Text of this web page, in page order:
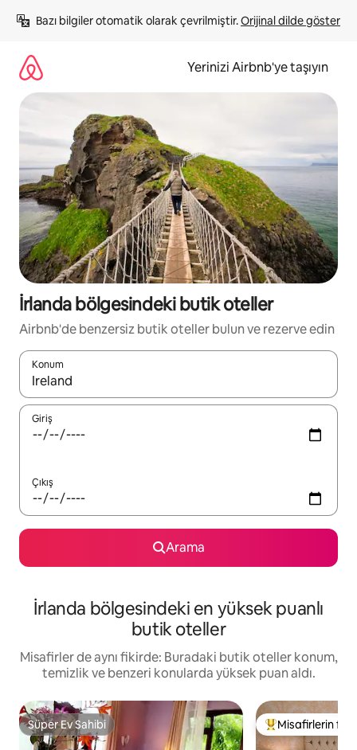
atla
Bazı bilgiler otomatik olarak çevrilmiştir. Orijinal dilde göster
Yerinizi Airbnb'ye taşıyın
İrlanda bölgesindeki butik oteller
Airbnb'de benzersiz butik oteller bulun ve rezerve edin
Konum
Sonuçlar kullanılabilir olduğunda yukarı ve aşağı oklarıyla
Giriş
Çıkış
Arama
İrlanda bölgesindeki en yüksek puanlı
butik oteller
Misafirler de aynı fikirde: Buradaki butik oteller konum,
temizlik ve benzeri konularda yüksek puan aldı.
Süper Ev Sahibi
Süper Ev Sahibi Misafirlerin
Misafirlerin